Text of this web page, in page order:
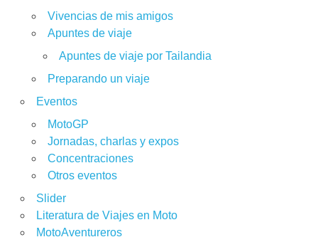
Vivencias de mis amigos
Apuntes de viaje
Apuntes de viaje por Tailandia
Preparando un viaje
Eventos
MotoGP
Jornadas, charlas y expos
Concentraciones
Otros eventos
Slider
Literatura de Viajes en Moto
MotoAventureros